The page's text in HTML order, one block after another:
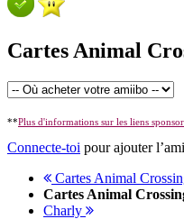
Cartes Animal
**Plus d'informations sur les liens
Connecte-toi pour ajouter
Cartes Animal
Cartes Animal
Charly